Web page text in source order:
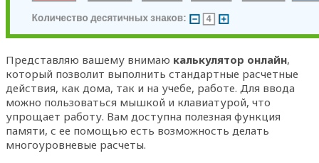
Представляю вашему внимаю калькулятор онлайн,
который позволит выполнить стандартные расчетные
действия, как дома, так и на учебе, работе. Для ввода
можно пользоваться мышкой и клавиатурой, что
упрощает работу. Вам доступна полезная функция
памяти, с ее помощью есть возможность делать
многоуровневые расчеты.